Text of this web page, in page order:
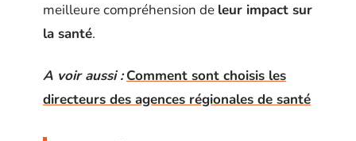
meilleure compréhension de leur impact sur
la santé.
A voir aussi : Comment sont choisis les
directeurs des agences régionales de santé